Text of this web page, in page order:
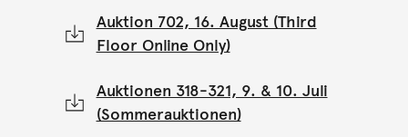
Auktion 702, 16. August (Third
Floor Online Only)
Auktionen 318-321, 9. & 10. Juli
(Sommerauktionen)